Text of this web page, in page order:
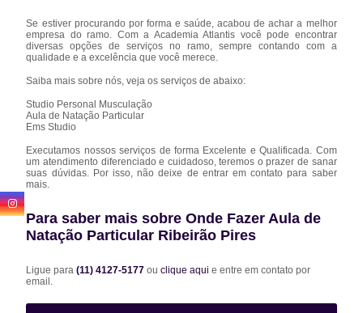
Se estiver procurando por forma e saúde, acabou de achar a melhor
empresa do ramo. Com a Academia Atlantis você pode encontrar
diversas opções de serviços no ramo, sempre contando com a
qualidade e a excelência que você merece.
Saiba mais sobre nós, veja os serviços de abaixo:
Studio Personal Musculação
Aula de Natação Particular
Ems Studio
Executamos nossos serviços de forma Excelente e Qualificada. Com
um atendimento diferenciado e cuidadoso, teremos o prazer de sanar
suas dúvidas. Por isso, não deixe de entrar em contato para saber
mais.
Para saber mais sobre Onde Fazer Aula de
Natação Particular Ribeirão Pires
Ligue para(11) 4127-5177ouclique aqui e entre em contato por
email.